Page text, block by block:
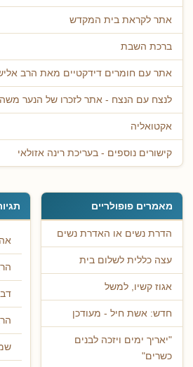
אתר לקראת בית המקדש
ברכת השבת
אתר עם חומרים דידקטיים מאת הרב
לנצח עם הנצח - אתר לזכרו של הנער
אקטואליה
קישורים נוספים - בעריכת רינה אזולאי
מאמרים פופולריים
הדרת נשים או האדרת נשים
עצה כללית לשלום בית
אגוז קשיו, למשל
חדש: אשת חיל - מעודכן
"יאריך ימים ויזכה לבנים
כשרים"